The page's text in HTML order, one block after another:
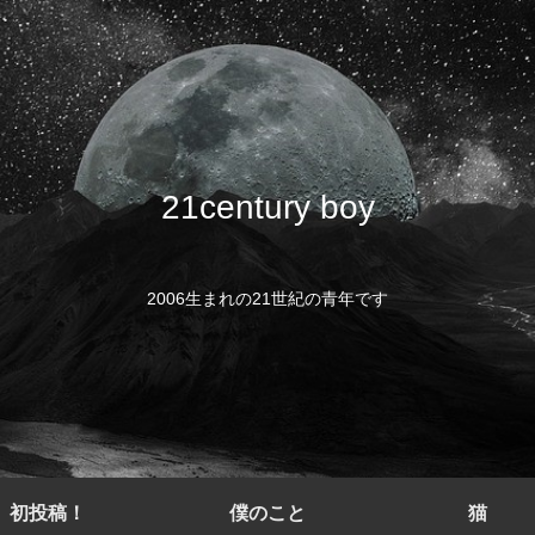
21century boy
2006生まれの21世紀の青年です
初投稿！ 僕のこと 猫